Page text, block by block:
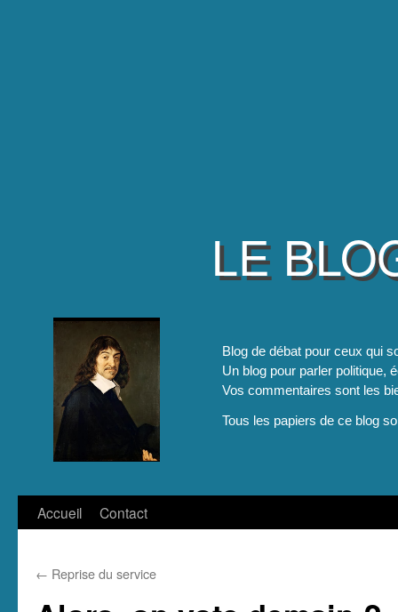
LE
Blog de débat pour ceux qui
Un blog pour parler politique,
Vos commentaires sont les
Tous les papiers de ce blog
Aller
contenu
Accueil Contact
← Reprise du service